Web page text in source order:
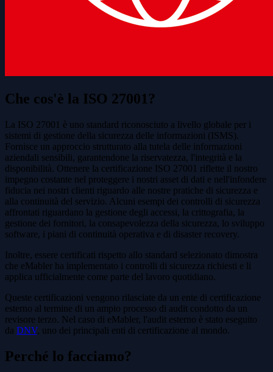
Che cos'è la ISO 27001?
La ISO 27001 è uno standard riconosciuto a livello globale per i
sistemi di gestione della sicurezza delle informazioni (ISMS).
Fornisce un approccio strutturato alla tutela delle informazioni
aziendali sensibili, garantendone la riservatezza, l'integrità e la
disponibilità. Ottenere la certificazione ISO 27001 riflette il nostro
impegno costante nel proteggere i nostri asset di dati e nell'infondere
fiducia nei nostri clienti riguardo alle nostre pratiche di sicurezza e
alla continuità del servizio. Alcuni esempi dei controlli di sicurezza
affrontati riguardano la gestione degli accessi, la crittografia, la
gestione dei fornitori, la consapevolezza della sicurezza, lo sviluppo
software, i piani di continuità operativa e di disaster recovery.
Inoltre, essere certificati rispetto allo standard selezionato dimostra
che eMabler ha implementato i controlli di sicurezza richiesti e li
applica ufficialmente come parte del lavoro quotidiano.
Queste certificazioni vengono rilasciate da un ente di certificazione
esterno al termine di un ampio processo di audit condotto da un
revisore terzo. Nel caso di eMabler, l'audit esterno è stato eseguito
da DNV, uno dei principali enti di certificazione al mondo.
Perché lo facciamo?